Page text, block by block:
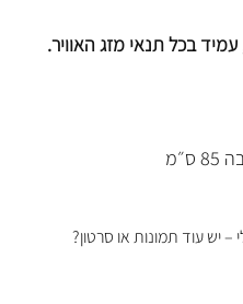
– יש עוד תמונות או סרטון?